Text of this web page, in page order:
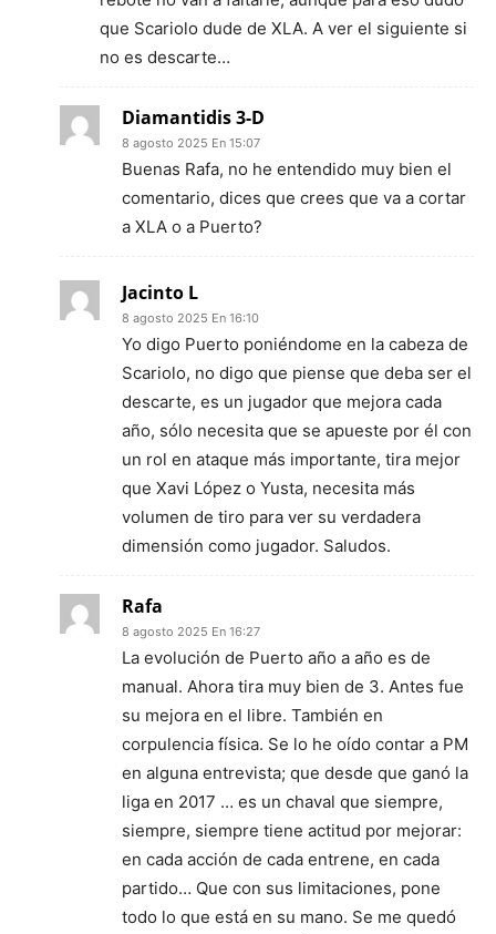
que Scariolo dude de XLA. A ver el siguiente si
no es descarte…
Diamantidis 3-D
8 agosto 2025 En 15:07
Buenas Rafa, no he entendido muy bien el
comentario, dices que crees que va a cortar
a XLA o a Puerto?
Jacinto L
8 agosto 2025 En 16:10
Yo digo Puerto poniéndome en la cabeza de
Scariolo, no digo que piense que deba ser el
descarte, es un jugador que mejora cada
año, sólo necesita que se apueste por él con
un rol en ataque más importante, tira mejor
que Xavi López o Yusta, necesita más
volumen de tiro para ver su verdadera
dimensión como jugador. Saludos.
Rafa
8 agosto 2025 En 16:27
La evolución de Puerto año a año es de
manual. Ahora tira muy bien de 3. Antes fue
su mejora en el libre. También en
corpulencia física. Se lo he oído contar a PM
en alguna entrevista; que desde que ganó la
liga en 2017 … es un chaval que siempre,
siempre, siempre tiene actitud por mejorar:
en cada acción de cada entrene, en cada
partido… Que con sus limitaciones, pone
todo lo que está en su mano. Se me quedó